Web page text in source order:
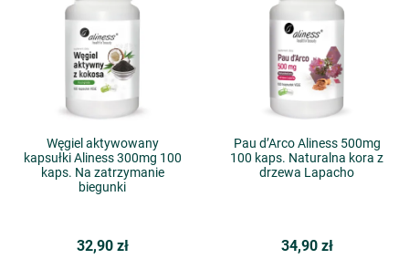
Węgiel aktywowany
kapsułki Aliness 300mg 100
kaps. Na zatrzymanie
biegunki
32,90 zł
Pau d’Arco Aliness 500mg
100 kaps. Naturalna kora z
drzewa Lapacho
34,90 zł